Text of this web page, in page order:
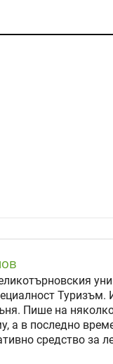
Туризъм.
Пише на
а в последно
средство за